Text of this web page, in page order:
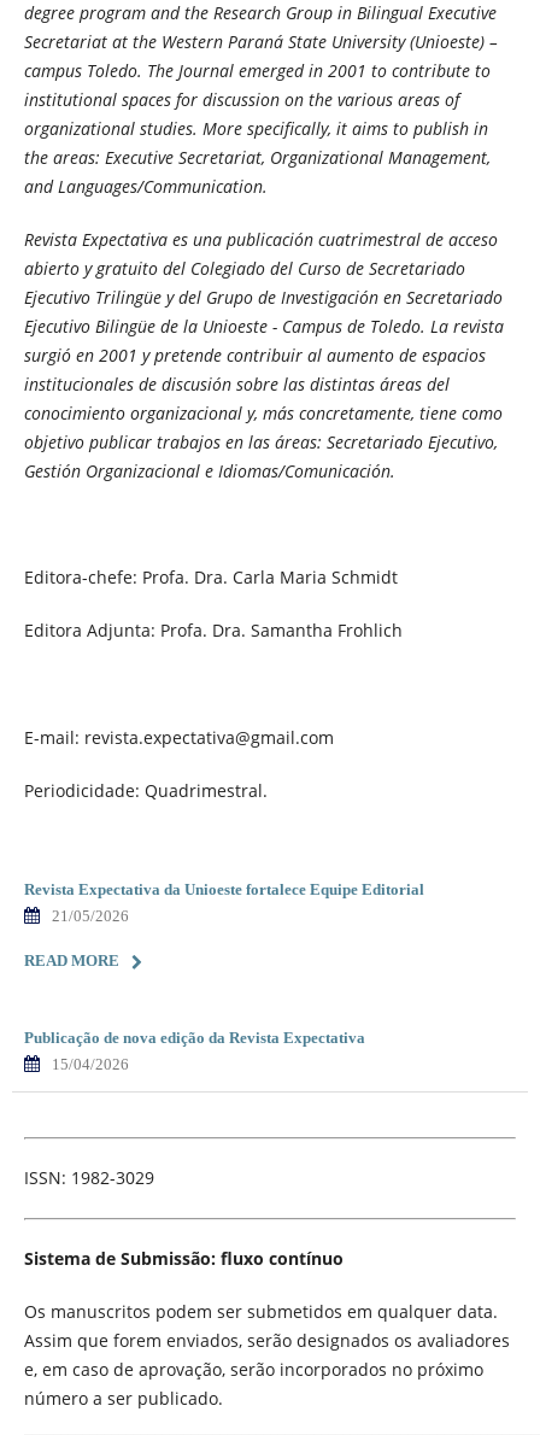
degree program and the Research Group in Bilingual Executive
Secretariat at the Western Paraná State University (Unioeste) –
campus Toledo. The Journal emerged in 2001 to contribute to
institutional spaces for discussion on the various areas of
organizational studies. More specifically, it aims to publish in
the areas: Executive Secretariat, Organizational Management,
and Languages/Communication.
Revista Expectativa es una publicación cuatrimestral de acceso
abierto y gratuito del Colegiado del Curso de Secretariado
Ejecutivo Trilingüe y del Grupo de Investigación en Secretariado
Ejecutivo Bilingüe de la Unioeste - Campus de Toledo. La revista
surgió en 2001 ypretende contribuir al aumento de espacios
institucionales de discusión sobre las distintas áreas del
conocimiento organizacional y, más concretamente, tiene como
objetivo publicar trabajos en las áreas: Secretariado Ejecutivo,
Gestión Organizacional e Idiomas/Comunicación.
Editora-chefe: Profa. Dra. Carla Maria Schmidt
Editora Adjunta: Profa. Dra. Samantha Frohlich
E-mail: revista.expectativa@gmail.com
Periodicidade: Quadrimestral.
Revista Expectativa da Unioeste fortalece Equipe Editorial
21/05/2026
READ MORE
Publicação de nova edição da Revista Expectativa
15/04/2026
ISSN: 1982-3029
Sistema de Submissão: fluxo contínuo
Os manuscritos podem ser submetidos em qualquer data.
Assim que forem enviados, serão designados os avaliadores
e, em caso de aprovação, serão incorporados no próximo
número a ser publicado.